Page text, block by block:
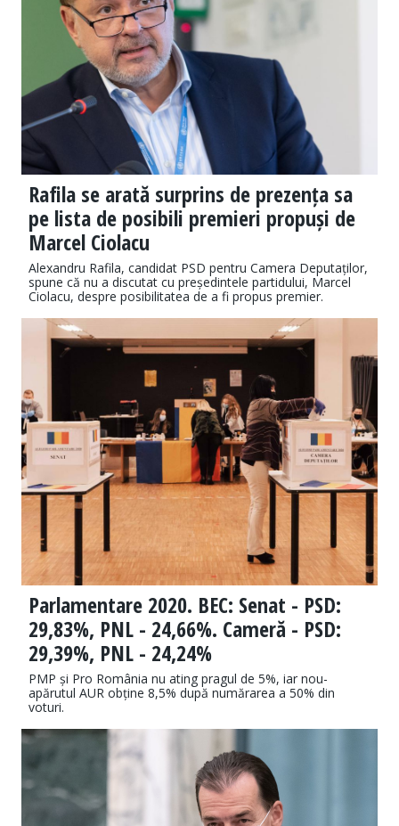
Rafila se arată surprins de prezența sa
pe lista de posibili premieri propuși de
Marcel Ciolacu
Alexandru Rafila, candidat PSD pentru Camera Deputaților,
spune că nu a discutat cu președintele partidului, Marcel
Ciolacu, despre posibilitatea de a fi propus premier.
Parlamentare 2020. BEC: Senat - PSD:
29,83%, PNL - 24,66%. Cameră - PSD:
29,39%, PNL - 24,24%
PMP și Pro România nu ating pragul de 5%, iar nou-
apărutul AUR obține 8,5% după numărarea a 50% din
voturi.